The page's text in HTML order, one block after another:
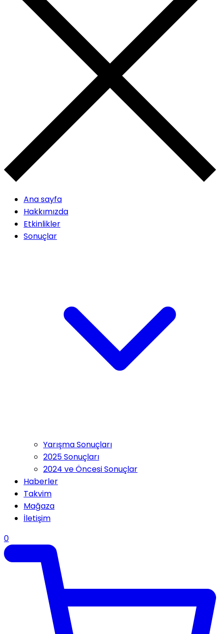
Ana sayfa
Hakkımızda
Etkinlikler
Sonuçlar
Yarışma Sonuçları
2025 Sonuçları
2024 ve Öncesi Sonuçlar
Haberler
Takvim
Mağaza
İletişim
0